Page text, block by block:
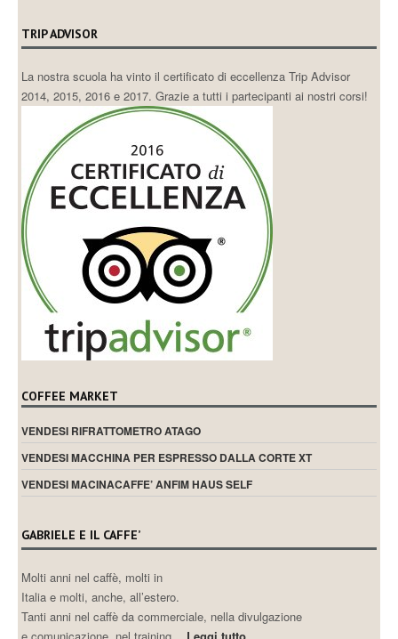
TRIP ADVISOR
La nostra scuola ha vinto il certificato di eccellenza Trip Advisor
2014, 2015, 2016 e 2017. Grazie a tutti i partecipanti ai nostri corsi!
COFFEE MARKET
VENDESI RIFRATTOMETRO ATAGO
VENDESI MACCHINA PER ESPRESSO DALLA CORTE XT
VENDESI MACINACAFFE’ ANFIM HAUS SELF
GABRIELE E IL CAFFE’
Molti anni nel caffè, molti in
Italia e molti, anche, all’estero.
Tanti anni nel caffè da commerciale, nella divulgazione